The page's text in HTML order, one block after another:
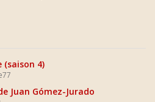
(saison 4)
Juan Gómez-Jurado